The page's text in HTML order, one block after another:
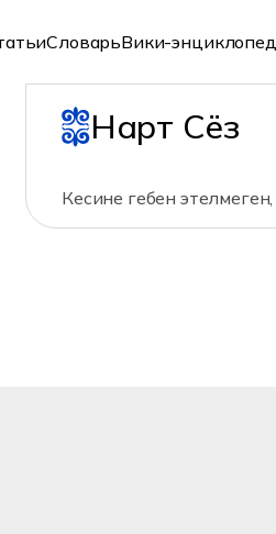
СловарьВики-
Нарт Сёз
Кесине гебен